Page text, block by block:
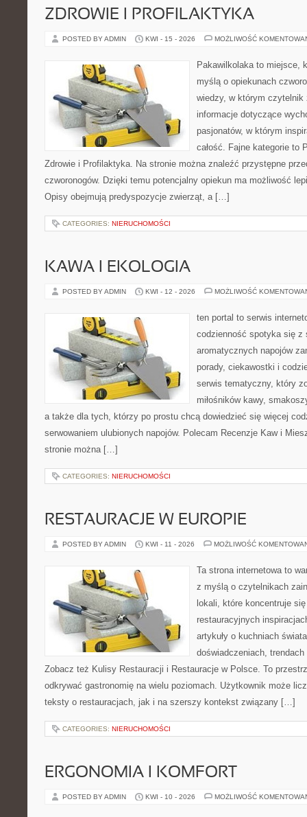
ZDROWIE I PROFILAKTYKA
POSTED BY ADMIN KWI - 15 - 2026 MOŻLIWOŚĆ
Pakawilkolaka to miejsce,
myślą o opiekunach
wiedzy, w którym czytelnik
informacje dotyczące
pasjonatów, w którym
całość. Fajne kategorie to
Zdrowie i Profilaktyka. Na stronie można znaleźć przystępne
czworonogów. Dzięki temu potencjalny opiekun ma możliwość
Opisy obejmują predyspozycje zwierząt, a […]
CATEGORIES: NIERUCHOMOŚCI
KAWA I EKOLOGIA
POSTED BY ADMIN KWI - 12 - 2026 MOŻLIWOŚĆ
ten portal to serwis
codzienność spotyka się z
aromatycznych napojów
porady, ciekawostki i
serwis tematyczny, który
miłośników kawy,
a także dla tych, którzy po prostu chcą dowiedzieć się więcej
serwowaniem ulubionych napojów. Polecam Recenzje Kaw i
stronie można […]
CATEGORIES: NIERUCHOMOŚCI
RESTAURACJE W EUROPIE
POSTED BY ADMIN KWI - 11 - 2026 MOŻLIWOŚĆ
Ta strona internetowa to
z myślą o czytelnikach
lokali, które koncentruje
restauracyjnych
artykuły o kuchniach
doświadczeniach,
Zobacz też Kulisy Restauracji i Restauracje w Polsce. To
odkrywać gastronomię na wielu poziomach. Użytkownik może
teksty o restauracjach, jak i na szerszy kontekst związany […]
CATEGORIES: NIERUCHOMOŚCI
ERGONOMIA I KOMFORT
POSTED BY ADMIN KWI - 10 - 2026 MOŻLIWOŚĆ